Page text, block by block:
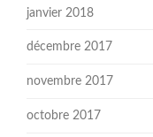
janvier 2018
décembre 2017
novembre 2017
octobre 2017